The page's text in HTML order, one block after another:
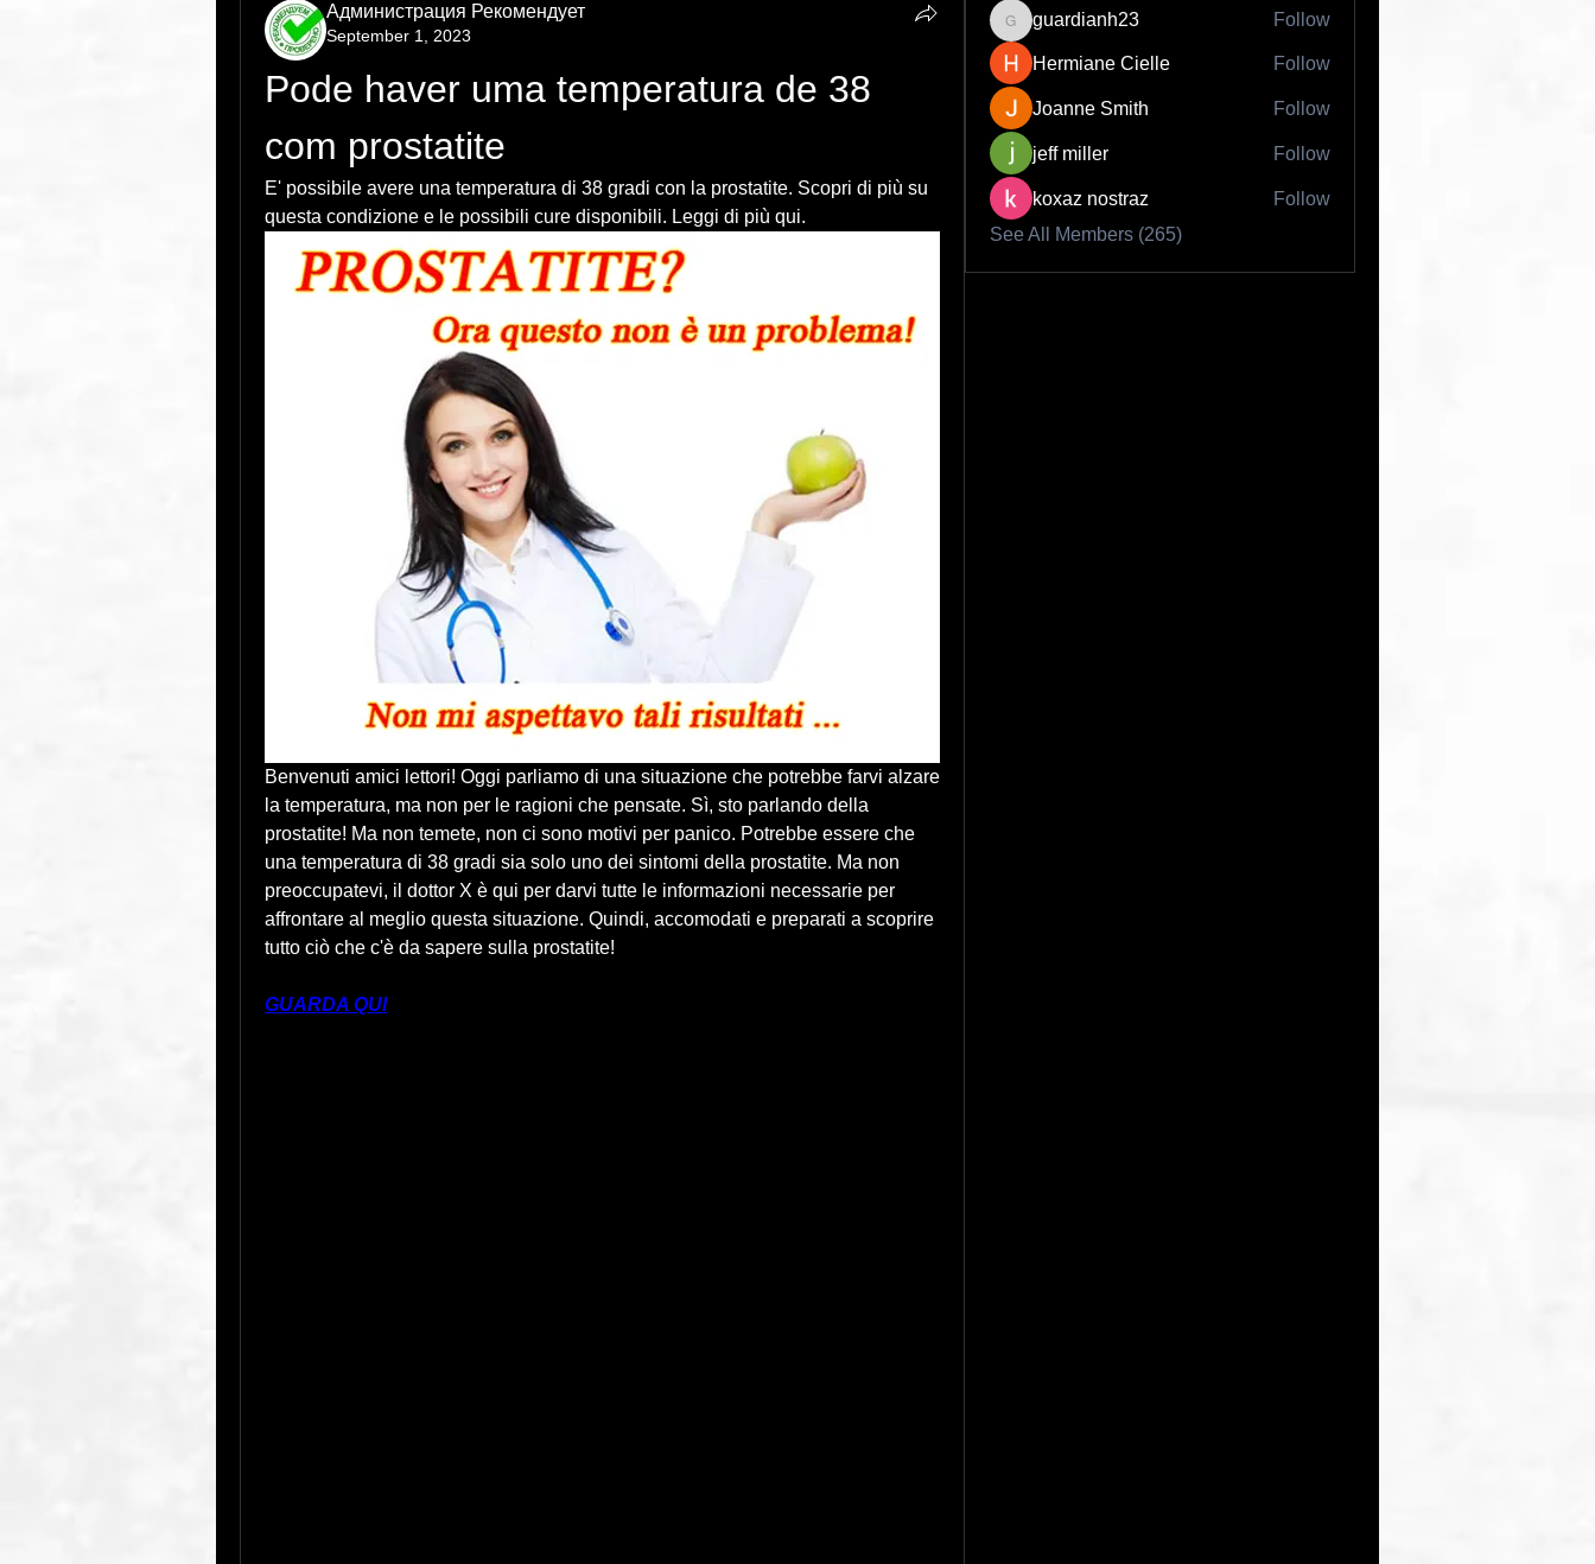
Администрация Рекомендует
September 1, 2023
Pode haver uma temperatura de 38
com prostatite
E' possibile avere una temperatura di 38 gradi con la prostatite. Scopri di più su
questa condizione e le possibili cure disponibili. Leggi di più qui.
Benvenuti amici lettori! Oggi parliamo di una situazione che potrebbe farvi alzare
la temperatura, ma non per le ragioni che pensate. Sì, sto parlando della
prostatite! Ma non temete, non ci sono motivi per panico. Potrebbe essere che
una temperatura di 38 gradi sia solo uno dei sintomi della prostatite. Ma non
preoccupatevi, il dottor X è qui per darvi tutte le informazioni necessarie per
affrontare al meglio questa situazione. Quindi, accomodati e preparati a scoprire
tutto ciò che c'è da sapere sulla prostatite!
GUARDA QUI
guardianh23
guardianh23 Follow
Hermiane Cielle Follow
Joanne Smith Follow
jeff miller Follow
koxaz nostraz
Follow
See All Members (265)